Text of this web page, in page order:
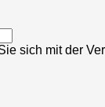
sich mit der